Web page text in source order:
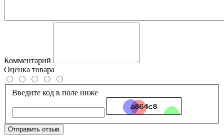
Комментарий
Оценка товара
Введите код в поле ниже
Отправить отзыв